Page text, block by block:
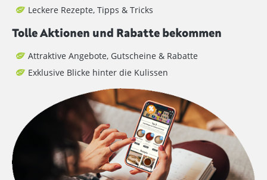
Leckere Rezepte, Tipps & Tricks
Tolle Aktionen und Rabatte bekommen
Attraktive Angebote, Gutscheine & Rabatte
Exklusive Blicke hinter die Kulissen